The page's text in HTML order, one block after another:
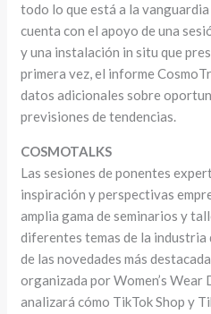
todo lo que está a la
cuenta con el apoyo de una
y una instalación in situ que
primera vez, el informe
datos adicionales sobre
previsiones de tendencias.
COSMOTALKS
Las sesiones de ponentes
inspiración y perspectivas
amplia gama de seminarios y
diferentes temas de la industria
de las novedades más
organizada por Women’s Wear
analizará cómo TikTok Shop y